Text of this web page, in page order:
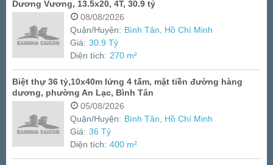
Dương Vương, 13.5x20, 4T, 30.9 tỷ
08/08/2026
Quận/Huyện: Bình Tân, Hồ Chí Minh
Giá: 30.9 Tỷ
Diện tích: 270 m²
Biệt thự 36 tỷ,10x40m lửng 4 tấm, mặt tiền đường hàng
dương, phường An Lạc, Bình Tân
05/08/2026
Quận/Huyện: Bình Tân, Hồ Chí Minh
Giá: 36 Tỷ
Diện tích: 400 m²